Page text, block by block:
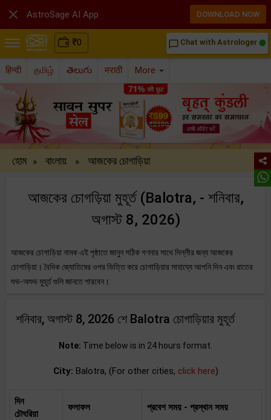
₹0 chat_bubble_outline Chat with Astrologer
हिन्दी தமிழ் తెలుగు मराठी More
হোম » বাংলায় » আজকের চোগাড়িয়া
আজকের চোগড়িয়া মুহূর্ত (Balotra, - শনিবার,
অগাস্ট 8, 2026)
আজকের চোগাড়িয়া নামক এই পৃষ্ঠাতে জানুন সঠিক গণনার সাথে দিল্লীর জন্য আজকের
চোগাড়িয়া। বৈদিক জ্যোতিষের ওপর ভিত্তি করে চোগাড়িয়ার সাহায্যে আপনি দিন এবং রাতের
শুভ-অশুভ মুহূর্ত গুলি জানতে পারবেন।
শনিবার, অগাস্ট 8, 2026 শে Balotra চোগাড়িয়ার মুহূর্ত
Note: Time below is in 24 hours format.
City: Balotra, (For other cities, click here)
দিন
চৌঘরিয়া
ফলাফল প্রবেশ সময় - প্রস্থান সময়
 AstroSage AI App DOWNLOAD NOW